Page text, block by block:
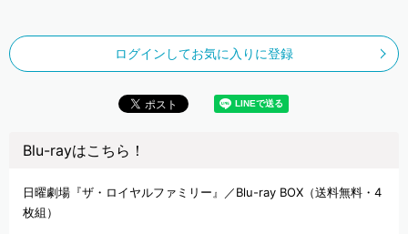
ログインしてお気に入りに登録
Blu-rayはこちら！
日曜劇場『ザ・ロイヤルファミリー』／Blu-ray BOX（送料無料・4
枚組）